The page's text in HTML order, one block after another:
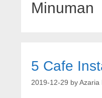
Minuman
5 Cafe
2019-12-29 by Azaria